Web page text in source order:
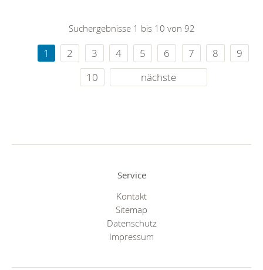
Suchergebnisse 1 bis 10 von 92
1 2 3 4 5 6 7 8
9
10
nächste
Service
Kontakt
Sitemap
Datenschutz
Impressum